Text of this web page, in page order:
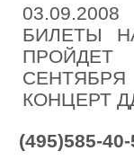
03.09.2008
БИЛЕТЫ
СЕНТЯБРЯ
КОНЦЕРТ
(495)585-